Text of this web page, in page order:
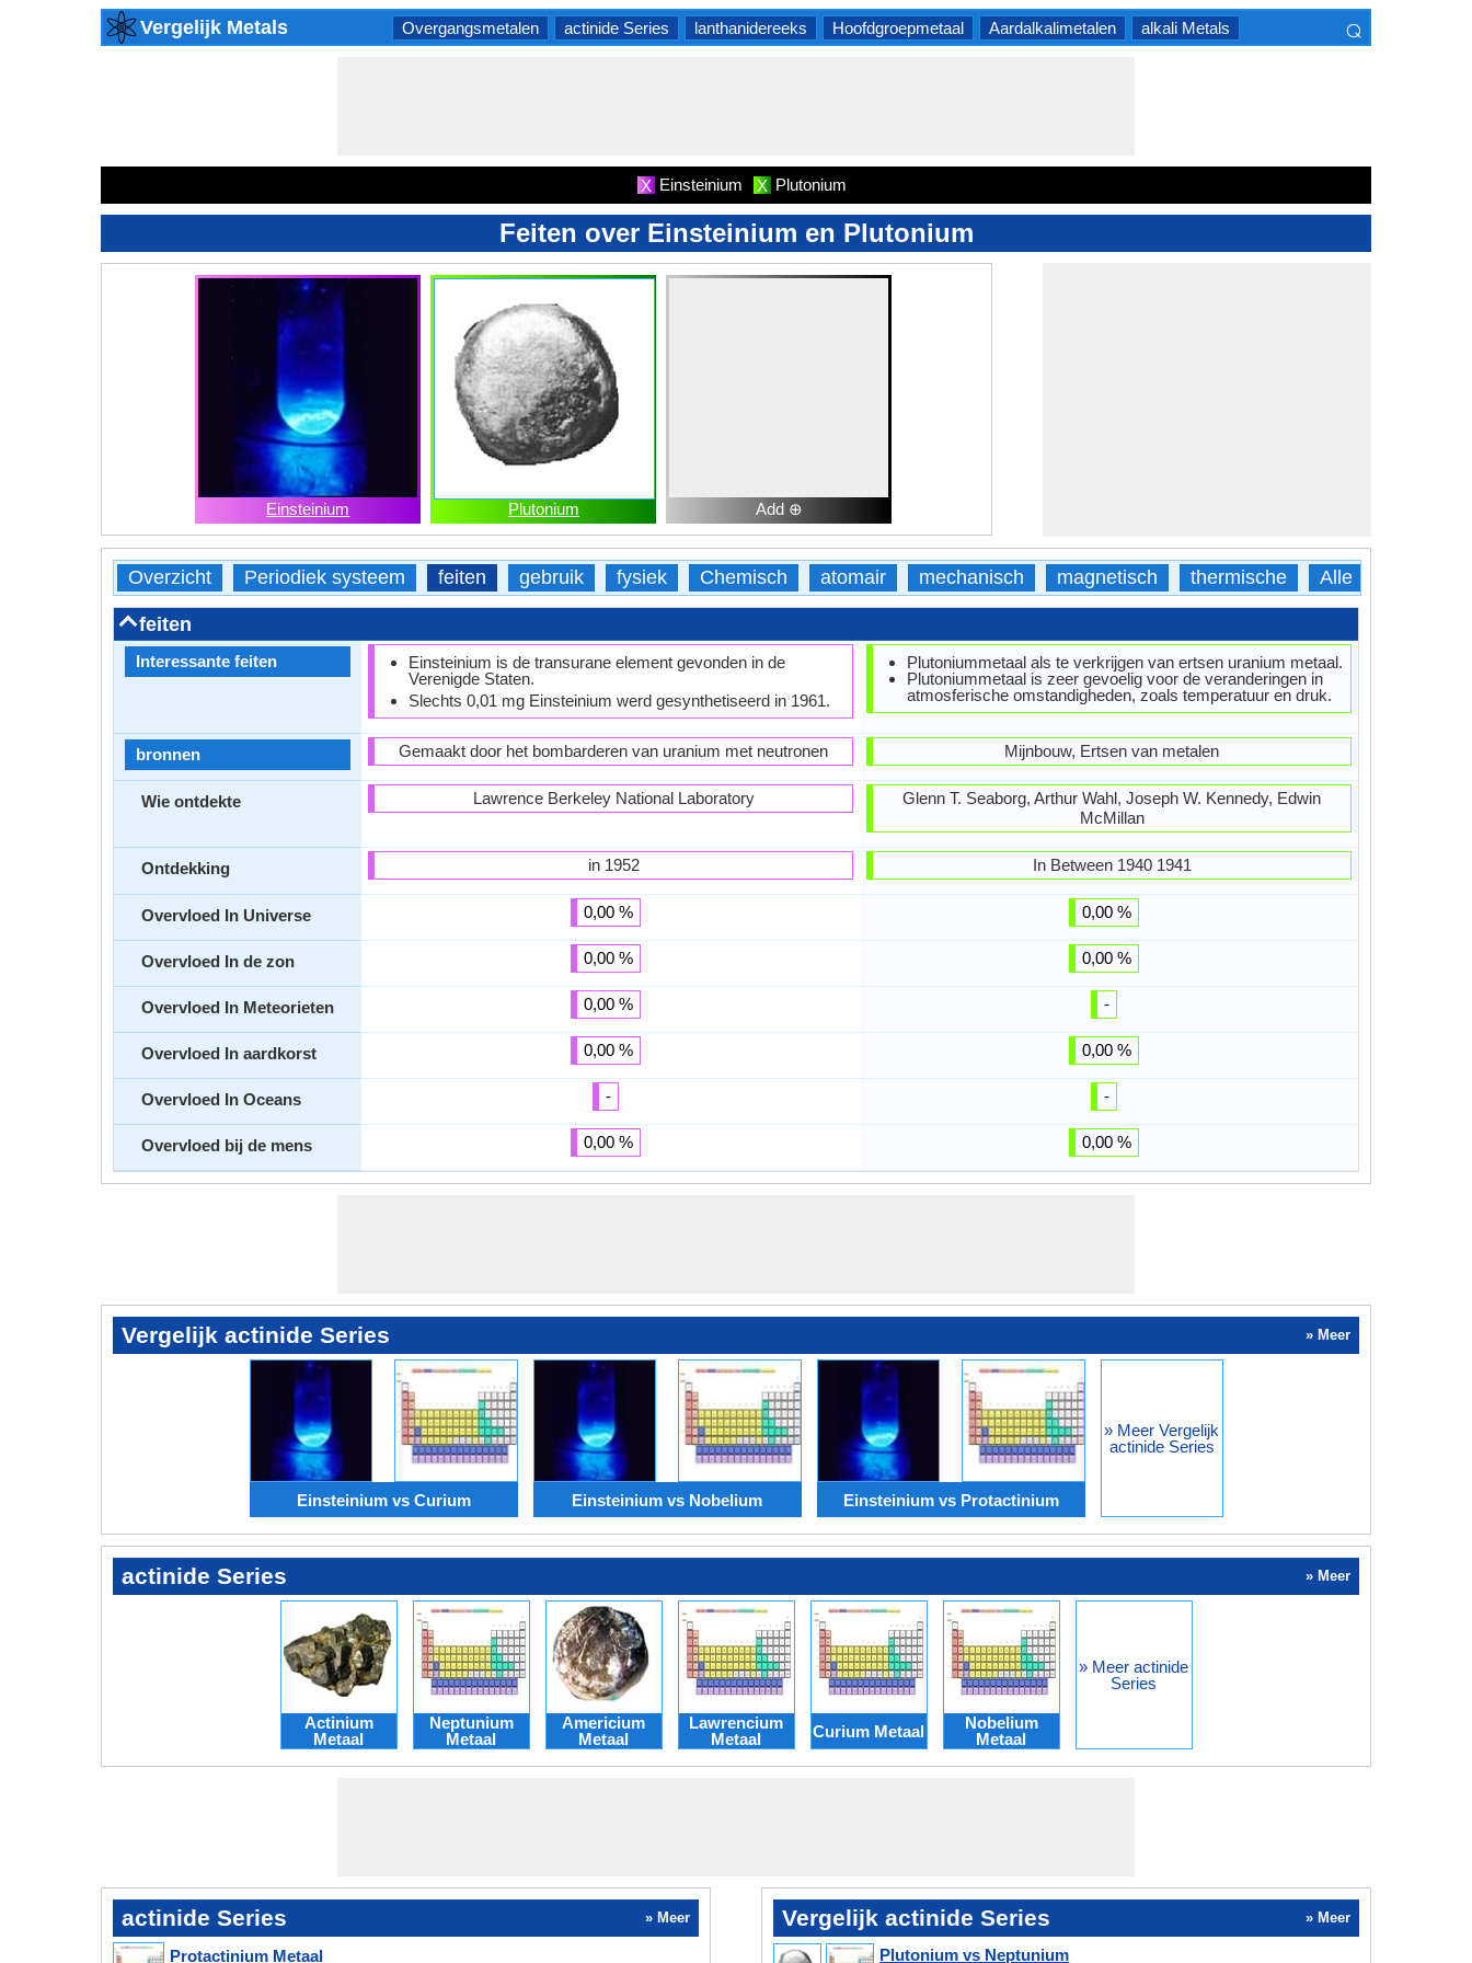
Vergelijk Metals Overgangsmetalen actinide Series lanthanidereeks Hoofdgroepmetaal Aardalkalimetalen alkali Metals ⌕
X Einsteinium X Plutonium
Feiten over Einsteinium en Plutonium
Einsteinium Plutonium Add ⊕
Overzicht Periodiek systeem feiten gebruik fysiek Chemisch atomair mechanisch magnetisch thermische Alle
feiten
Interessante feiten
bronnen
Wie ontdekte
Ontdekking
Overvloed In Universe
Overvloed In de zon
Overvloed In Meteorieten
Overvloed In aardkorst
Overvloed In Oceans
Overvloed bij de mens
Einsteinium is de transurane element gevonden in de
Verenigde Staten.
Slechts 0,01 mg Einsteinium werd gesynthetiseerd in 1961.
Gemaakt door het bombarderen van uranium met neutronen
Lawrence Berkeley National Laboratory
in 1952
0,00 %
0,00 %
0,00 %
0,00 %
-
0,00 %
Plutoniummetaal als te verkrijgen van ertsen uranium metaal.
Plutoniummetaal is zeer gevoelig voor de veranderingen in
atmosferische omstandigheden, zoals temperatuur en druk.
Mijnbouw, Ertsen van metalen
Glenn T. Seaborg, Arthur Wahl, Joseph W. Kennedy, Edwin
McMillan
In Between 1940 1941
0,00 %
0,00 %
-
0,00 %
-
0,00 %
Vergelijk actinide Series » Meer
Einsteinium vs Curium Einsteinium vs Nobelium Einsteinium vs Protactinium
» Meer Vergelijk
actinide Series
actinide Series » Meer
Actinium
Metaal
Neptunium
Metaal
Americium
Metaal
Lawrencium
Metaal
Curium Metaal
Nobelium
Metaal
» Meer actinide
Series
actinide Series » Meer
Protactinium Metaal
Vergelijk actinide Series » Meer
Plutonium vs Neptunium